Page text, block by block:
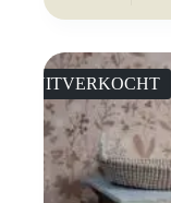
UITVERKOCHT